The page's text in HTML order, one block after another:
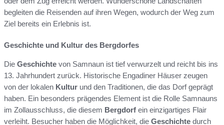
begleiten die Reisenden auf ihren Wegen, wodurch der Weg zum
Ziel bereits ein Erlebnis ist.
Geschichte und Kultur des Bergdorfes
Die Geschichte von Samnaun ist tief verwurzelt und reicht bis ins
13. Jahrhundert zurück. Historische Engadiner Häuser zeugen
von der lokalen Kultur und den Traditionen, die das Dorf geprägt
haben. Ein besonders prägendes Element ist die Rolle Samnauns
im Zollausschluss, die diesem Bergdorf ein einzigartiges Flair
verleiht. Besucher haben die Möglichkeit, die Geschichte durch